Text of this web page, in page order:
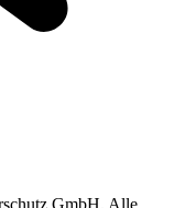
GmbH. Alle